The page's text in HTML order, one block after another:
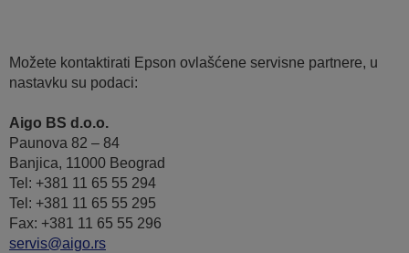
Možete kontaktirati Epson ovlašćene servisne partnere, u
nastavku su podaci:
Aigo BS d.o.o.
Paunova 82 – 84
Banjica, 11000 Beograd
Tel: +381 11 65 55 294
Tel: +381 11 65 55 295
Fax: +381 11 65 55 296
servis@aigo.rs